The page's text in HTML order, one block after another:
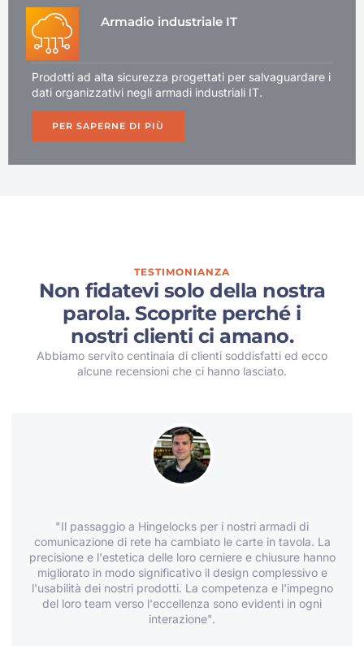
Armadio industriale IT
Prodotti ad alta sicurezza progettati per salvaguardare i
dati organizzativi negli armadi industriali IT.
PER SAPERNE DI PIÙ
TESTIMONIANZA
Non fidatevi solo della nostra
parola. Scoprite perché i
nostri clienti ci amano.
Abbiamo servito centinaia di clienti soddisfatti ed ecco
alcune recensioni che ci hanno lasciato.
"Il passaggio a Hingelocks per i nostri armadi di
comunicazione di rete ha cambiato le carte in tavola. La
precisione e l'estetica delle loro cerniere e chiusure hanno
migliorato in modo significativo il design complessivo e
l'usabilità dei nostri prodotti. La competenza e l'impegno
del loro team verso l'eccellenza sono evidenti in ogni
interazione".